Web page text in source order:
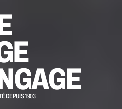
DEPUIS 1903